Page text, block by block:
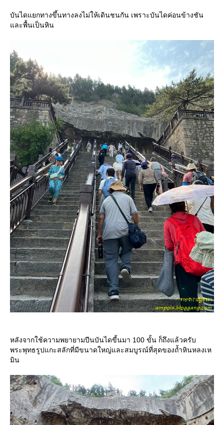
บันไดแยกทางขึ้นทางลงไม่ให้เดินชนกัน เพราะบันไดค่อนข้างชัน
ละพื้นเป็นหิน
หลังจากใช้ความพยายามปีนบันไดขี้นมา 100 ขั้น ก็ถึงแล้วครับ
พระพุทธรูปแกะสลักที่มีขนาดใหญ่และสมบูรณ์ที่สุดของถ้ำหินหลงเห
มิน